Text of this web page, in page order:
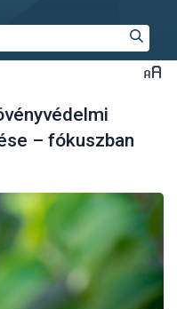
– fókuszban